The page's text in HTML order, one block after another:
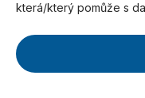
která/který pomůže s